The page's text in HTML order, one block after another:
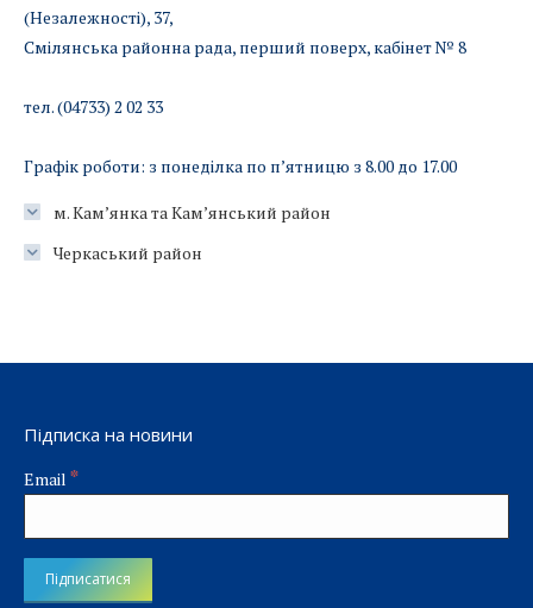
(Незалежності), 37,
Смілянська районна рада, перший поверх, кабінет № 8
тел. (04733) 2 02 33
Графік роботи: з понеділка по п’ятницю з 8.00 до 17.00
м. Кам’янка та Кам’янський район
Черкаський район
Підписка на новини
Email *